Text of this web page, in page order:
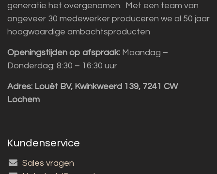
generatie het overgenomen. Met een team van
ongeveer 30 medewerker produceren we al 50 jaar
hoogwaardige ambachtsproducten
Openingstijden op afspraak: Maandag –
Donderdag: 8:30 – 16:30 uur
Adres: Louët BV, Kwinkweerd 139, 7241 CW
Lochem
Kundenservice
Sales vragen